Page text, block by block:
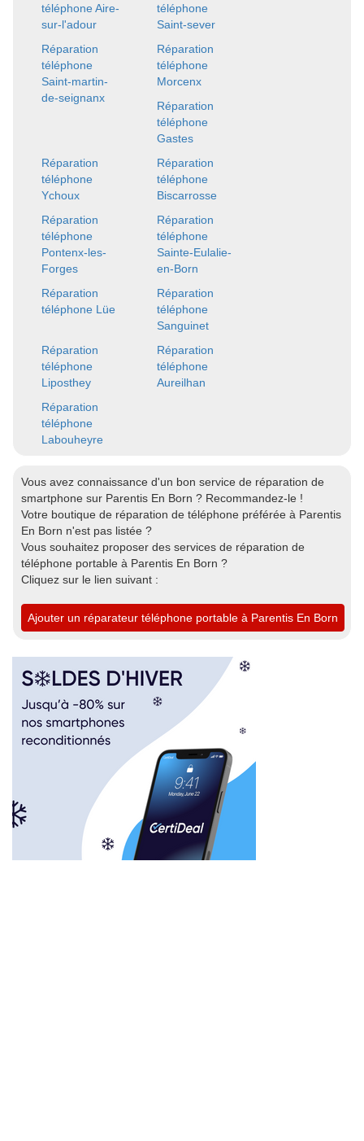
téléphone Aire-
sur-l'adour
téléphone
Saint-sever
Réparation
téléphone
Saint-martin-
de-seignanx
Réparation
téléphone
Morcenx
Réparation
téléphone
Gastes
Réparation
téléphone
Ychoux
Réparation
téléphone
Biscarrosse
Réparation
téléphone
Pontenx-les-
Forges
Réparation
téléphone
Sainte-Eulalie-
en-Born
Réparation
téléphone Lüe
Réparation
téléphone
Sanguinet
Réparation
téléphone
Liposthey
Réparation
téléphone
Aureilhan
Réparation
téléphone
Labouheyre
Vous avez connaissance d'un bon service de réparation de
smartphone sur Parentis En Born ? Recommandez-le !
Votre boutique de réparation de téléphone préférée à Parentis
En Born n'est pas listée ?
Vous souhaitez proposer des services de réparation de
téléphone portable à Parentis En Born ?
Cliquez sur le lien suivant :
Ajouter un réparateur téléphone portable à Parentis En Born